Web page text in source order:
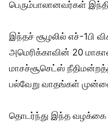
பெரும்​பாலானவர்​கள்
இந்தச் சூழலில் எச்-​1பி
அமெரிக்​கா​வின் 20
மாசச்சூசெட்ஸ்
பல்வேறு வாதங்கள்
தொடர்ந்து இந்த வழக்கை